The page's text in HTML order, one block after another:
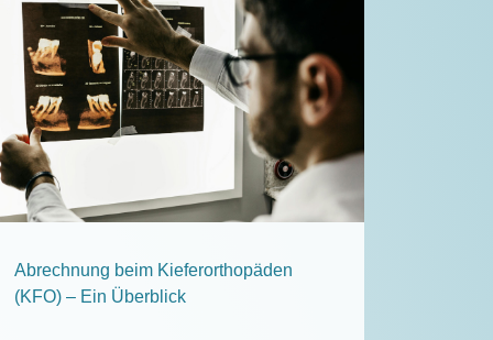
Abrechnung beim Kieferorthopäden
(KFO) – Ein Überblick